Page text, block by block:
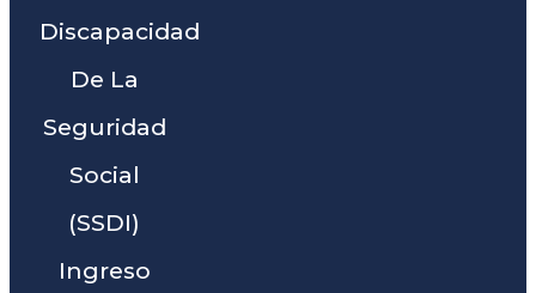
Discapacidad
De La
Seguridad
Social
(SSDI)
Ingreso